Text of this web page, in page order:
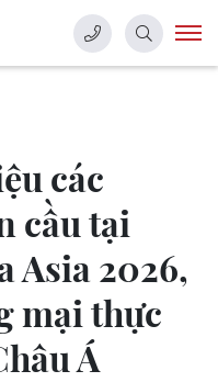
các
cầu tại
Asia 2026,
mại thực
Á